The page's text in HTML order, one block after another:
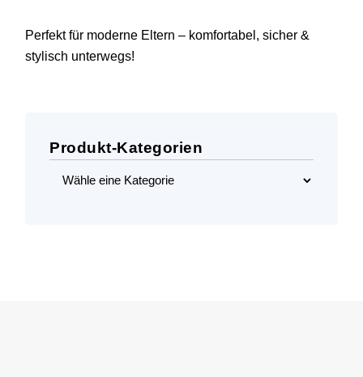
Perfekt für moderne Eltern – komfortabel, sicher &
stylisch unterwegs!
Produkt-Kategorien